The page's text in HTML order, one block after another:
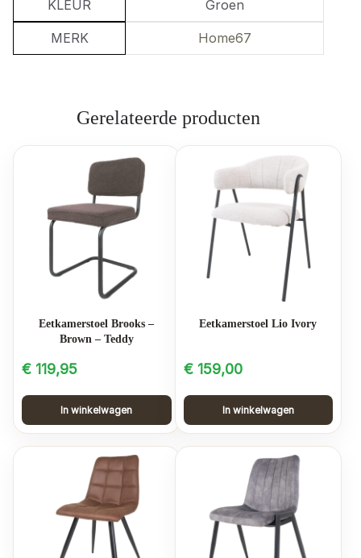
KLEUR Groen
MERK Home67
Gerelateerde producten
Eetkamerstoel Brooks –
Brown – Teddy
€ 119,95
In winkelwagen
Eetkamerstoel Lio Ivory
€159,00
In winkelwagen